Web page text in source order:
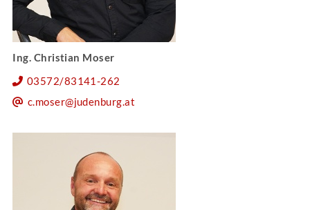
Ing. Christian Moser
03572/83141-262
c.moser@judenburg.at